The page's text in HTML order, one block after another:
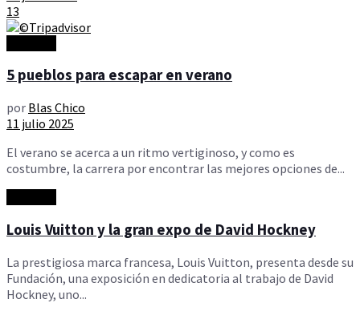
13
5 pueblos para escapar en verano
por Blas Chico
11 julio 2025
El verano se acerca a un ritmo vertiginoso, y como es
costumbre, la carrera por encontrar las mejores opciones de...
Louis Vuitton y la gran expo de David Hockney
La prestigiosa marca francesa, Louis Vuitton, presenta desde su
Fundación, una exposición en dedicatoria al trabajo de David
Hockney, uno...